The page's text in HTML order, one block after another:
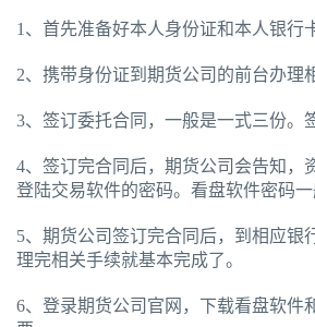
1、首先准备好本人身份证和本人银行
2、携带身份证到期货公司的前台办理
3、签订委托合同，一般是一式三份。
4、签订完合同后，期货公司会告知，
登陆交易软件的密码。看盘软件密码
5、期货公司签订完合同后，到相应
理完相关手续就基本完成了。
6、登录期货公司官网，下载看盘软件